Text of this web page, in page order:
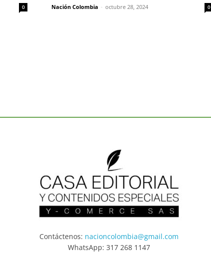
0 Nación Colombia - octubre 28, 2024 0
Contáctenos: nacioncolombia@gmail.com
WhatsApp: 317 268 1147